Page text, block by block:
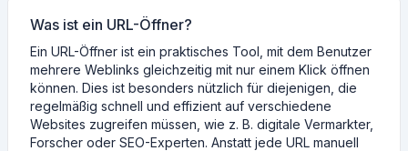
Was ist ein URL-Öffner?
Ein URL-Öffner ist ein praktisches Tool, mit dem Benutzer
mehrere Weblinks gleichzeitig mit nur einem Klick öffnen
können. Dies ist besonders nützlich für diejenigen, die
regelmäßig schnell und effizient auf verschiedene
Websites zugreifen müssen, wie z. B. digitale Vermarkter,
Forscher oder SEO-Experten. Anstatt jede URL manuell